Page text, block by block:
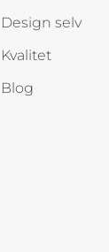
Design selv
Kvalitet
Blog